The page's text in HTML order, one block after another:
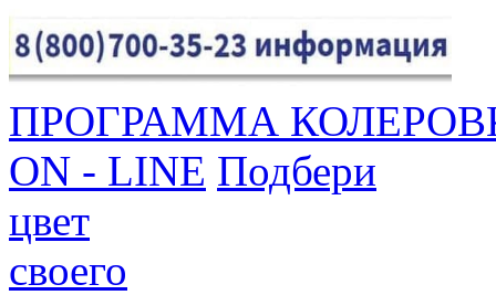
ПРОГРАММА
ON - LINE Подбери
цвет
своего